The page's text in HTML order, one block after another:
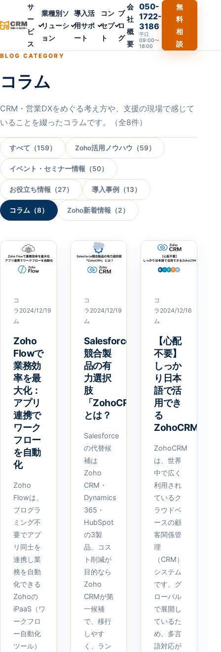
サ
ー
ビ
ス
業種別ソ
リューシ
ョン
導入活
用サポ
ート
コン
セプ
ト
ブ
ロ
グ
会
社
概
要
050-
1722-
3186
平日
09:00〜
18:00
無
料
相
談
BLOG CATEGORY
コラム
CRM・営業DXをめぐる考え方や、支援の現場で感じて
いることを綴ったコラムです。（全8件）
すべて（159） Zoho活用ノウハウ（59）
イベント・セミナー情報（50）
お役立ち情報（27） 導入事例（13）
コラム（8） Zoho新着情報（2）
コ
ラ
ム
2024/12/19
Zoho
Flowで
業務効
率を最
大化：
アプリ
連携で
ワーク
フロー
を自動
化
Zoho
Flowは、
プログラ
ミング不
要でアプ
リ同士を
連携し業
務を自動
化できる
Zohoの
iPaaS（ワ
ークフロ
ー自動化
ツール）
コ
ラ
ム
2024/12/19
Salesforce
競合製
品の有
力選択
肢
「ZohoCRM」
とは？
Salesforce
の代替候
補は
Zoho
CRM・
Dynamics
365・
HubSpot
の3製
品。コス
ト削減が
目的なら
Zoho
CRMが第
一候補
で、移行
しやす
く、ラン
コ
ラ
ム
2024/12/16
【心配
不要】
しっか
り日本
語で活
用でき
る
ZohoCRM
ZohoCRM
は、世界
中で広く
利用され
ているク
ラウドベ
ースの顧
客関係管
理
（CRM）
システム
です。グ
ローバル
で展開し
ているた
め、多言
語対応が